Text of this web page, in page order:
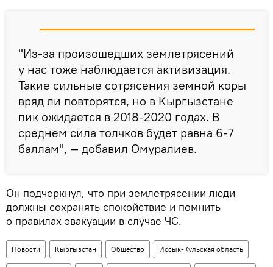
"Из-за произошедших землетрясений
у нас тоже наблюдается активизация.
Такие сильные сотрясения земной коры
вряд ли повторятся, но в Кыргызстане
пик ожидается в 2018-2020 годах. В
среднем сила толчков будет равна 6-7
баллам", — добавил Омуралиев.
Он подчеркнул, что при землетрясении люди
должны сохранять спокойствие и помнить
о правилах эвакуации в случае ЧС.
Новости Кыргызстан Общество Иссык-Кульская область